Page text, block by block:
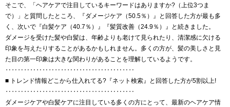
そこで、「ヘアケアで注目しているキーワードはありますか?（上位3つま
で）」と質問したところ、『ダメージケア（50.5％）』と回答した方が最も多
く、次いで『白髪ケア（40.7％）』『髪質改善（24.9％）』と続きました。
ダメージを受けた髪や白髪は、年齢よりも老けて見られたり、清潔感に欠ける
印象を与えたりすることがあるかもしれません。多くの方が、髪の美しさと見
た目の第一印象は大きな関わりがあることを理解しているようです。
‥‥‥‥‥‥‥‥‥‥‥‥‥‥‥‥‥‥‥‥‥
■ トレンド情報どこから仕入れてる?『ネット検索』と回答した方が5割以上!
‥‥‥‥‥‥‥‥‥‥‥‥‥‥‥‥‥‥‥‥‥
ダメージケアや白髪ケアに注目している多くの方にとって、最新のヘアケア情